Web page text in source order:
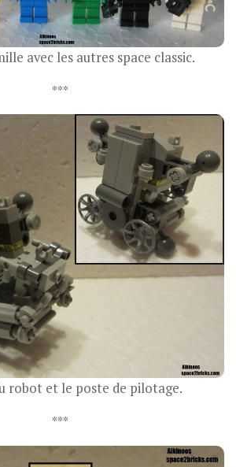
avec les autres space classic.
***
robot et le poste de pilotage.
***